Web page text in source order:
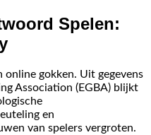
Spelen:
gokken. Uit gegevens
Association (EGBA) blijkt
en
van spelers vergroten.